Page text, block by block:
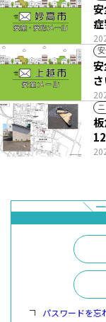
症
板
パスワードを忘